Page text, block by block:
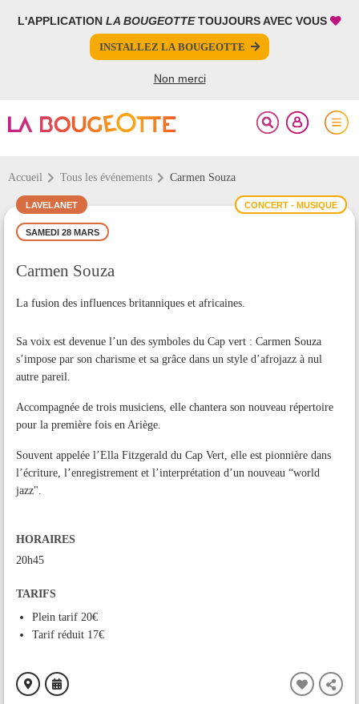
L'APPLICATION LA BOUGEOTTETOUJOURS AVEC VOUS
INSTALLEZ LA BOUGEOTTE
Non merci
Accueil Tous les événements Carmen Souza
CONCERT - MUSIQUE
LAVELANET
SAMEDI 28 MARS
Carmen Souza
La fusion des influences britanniques et africaines.
Sa voix est devenue l’un des symboles du Cap vert : Carmen Souza
s’impose par son charisme et sa grâce dans un style d’afrojazz à nul
autre pareil.
Accompagnée de trois musiciens, elle chantera son nouveau répertoire
pour la première fois en Ariège.
Souvent appelée l’Ella Fitzgerald du Cap Vert, elle est pionnière dans
l’écriture, l’enregistrement et l’interprétation d’un nouveau “world
jazz".
HORAIRES
20h45
TARIFS
Plein tarif 20€
Tarif réduit 17€
FERMER
PARTAGER
FERMER
Votre inscription à la newsletter a été effectuée.